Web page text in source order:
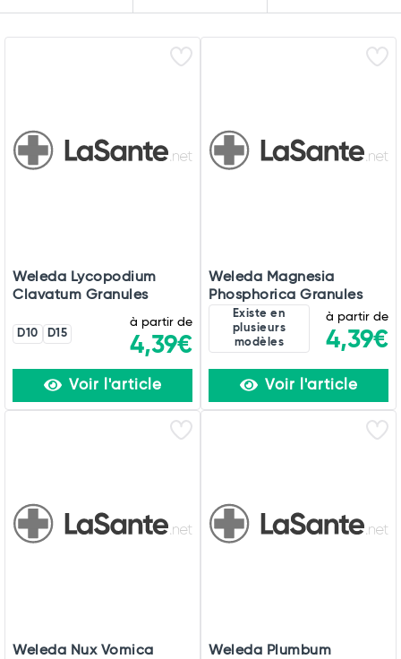
Weleda Lycopodium
Clavatum Granules
D10 D15
à partir de
4,39€
Voir l'article
Weleda Magnesia
Phosphorica Granules
Existe en
plusieurs
modèles
à partir de
4,39€
Voir l'article
Weleda Nux Vomica Weleda Plumbum